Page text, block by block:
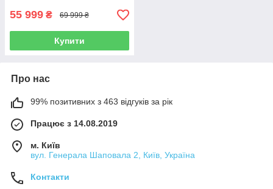
55 999 ₴ 69 999 ₴
Купити
Про нас
99% позитивних з 463 відгуків за рік
Працює з 14.08.2019
м. Київ
вул. Генерала Шаповала 2, Київ, Україна
Контакти